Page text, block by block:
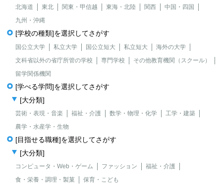
北海道 東北 関東・甲信越 東海・北陸 関西
中国・四国
九州・沖縄
[学校の種類]を選択してさがす
国公立大学 私立大学 国公立短大 私立短大
海外の大学
文科省以外の省庁所管の学校
専門学校
その他教育機関（スクール）
留学関係機関
[学べる学問]を選択してさがす
[大分類]
芸術・表現・音楽 福祉・介護 数学・物理・化学
工学・建築
農学・水産学・生物
[目指せる職種]を選択してさがす
[大分類]
コンピュータ・Web・ゲーム ファッション
福祉・介護
食・栄養・調理・製菓
保育・こども